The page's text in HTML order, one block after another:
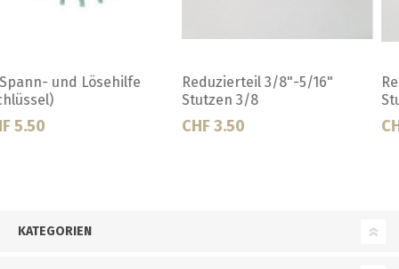
Reduzierteil 3/8"-5/16"
Stutzen 5/16
CHF 3.50
Rückschlagvent.1/2"
CHF 11.50
KATEGORIEN